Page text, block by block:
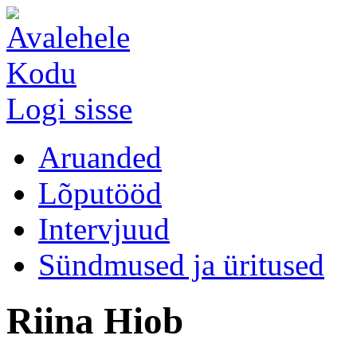
Kodu
Logi sisse
Aruanded
Lõputööd
Intervjuud
Sündmused ja üritused
Riina Hiob